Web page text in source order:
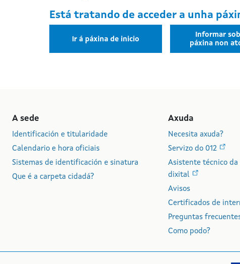
Está tratando de acceder a unha
Ir á páxina de inicio
Informar
páxina non
A sede
Identificación e titularidade
Calendario e hora oficiais
Sistemas de identificación e sinatura
Que é a carpeta cidadá?
Axuda
Necesita axuda?
Servizo do 012
Asistente técnico
dixital
Avisos
Certificados de
Preguntas
Como podo?